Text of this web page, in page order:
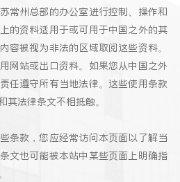
州总部的办公室进行控制、操作和
的资料适用于或可用于中国之外的其
容被视为非法的区域取阅这些资料。
网站或出口资料。如果您从中国之外
任遵守所有当地法律。这些使用条款
其法律条文不相抵触。
款，您应经常访问本页面以了解当
文也可能被本站中某些页面上明确指